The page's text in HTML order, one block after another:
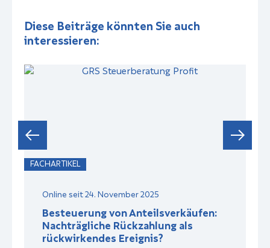
Diese Beiträge könnten Sie auch
interessieren:
FACHARTIKEL
Online seit 24. November 2025
Besteuerung von Anteilsverkäufen:
Nachträgliche Rückzahlung als
rückwirkendes Ereignis?